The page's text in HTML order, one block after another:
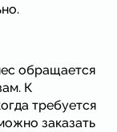
обращается
К
требуется
заказать